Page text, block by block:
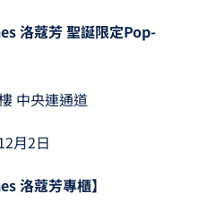
洛蔻芳 聖誕限定Pop-
中央連通道
月2日
洛蔻芳專櫃】